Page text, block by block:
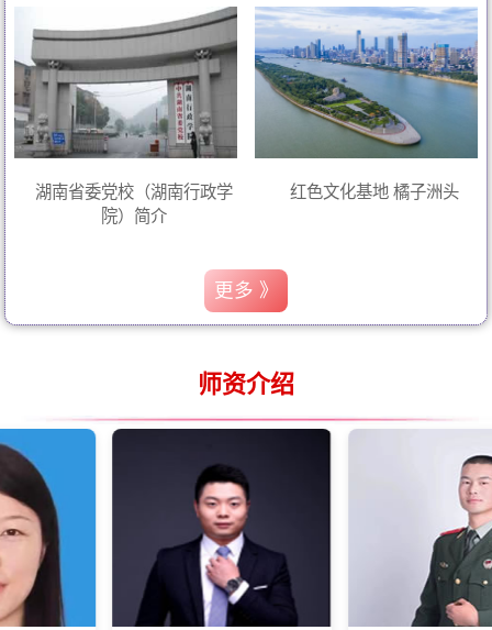
湖南省委党校（湖南行政学
院）简介
红色文化基地 橘子洲头
更多 》
师资介绍